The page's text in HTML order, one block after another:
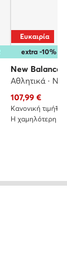
extra -10%
Ευκαιρία
New Balance
Αθλητικά ·
Τρέχουσα τιμή
107,99€
Κανονική τιμή
Η χαμηλότερη